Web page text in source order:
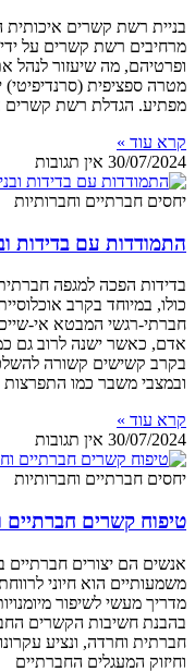
בניית רשת קשרים איכותית
מרחיבים רשת קשרים על
ופרטיהם, מה שיעזור לנהל
מטרה ספציפית (סרנדיפיטי)
מפתיע. הגדלת רשת קשרים
קרא עוד »
30/07/2024 אין תגובות
יחסים חברתיים וחברותיות
התמודדות עם בדידות
בדידות הפכה למגפה
כולו, במיוחד בקרב
חברתי-רגשי המבטא אי-
אדם, כאשר ישנה לרוב גם
בקרב קשישים קשורה
ובמצבי משבר כמו התפרצות
קרא עוד »
30/07/2024 אין תגובות
יחסים חברתיים וחברותיות
טיפוח קשרים
אנשים הם יצורים
משמעותיים הוא חיוני
מדריך מעשי לשיפור
בהבנת חשיבות הקשרים
חברתית וחרדה, ונציע
וחיזוק המעגלים החברתיים